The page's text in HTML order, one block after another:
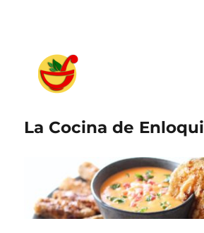
La Cocina de Enloqui